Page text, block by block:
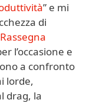
” e mi
di
Rassegna
l’occasione e
a confronto
lorde,
drag, la